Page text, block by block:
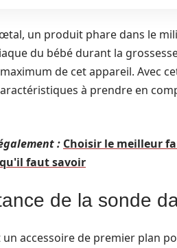
un produit phare dans le
du bébé durant la
de cet appareil. Avec
à prendre en
: Choisir le meilleur
faut savoir
de la sonde
un accessoire de premier plan